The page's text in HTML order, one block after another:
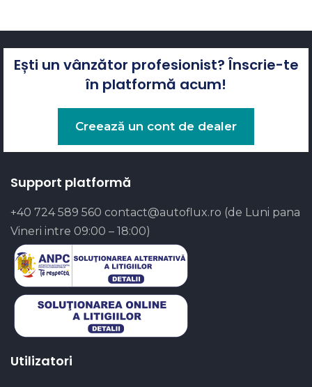
Ești un vânzător profesionist? Înscrie-te
în platformă acum!
Creează un cont de dealer
Support platformă
+40 724 589 560 contact@autoflux.ro (de Luni pana
Vineri intre 09:00 – 18:00)
Utilizatori